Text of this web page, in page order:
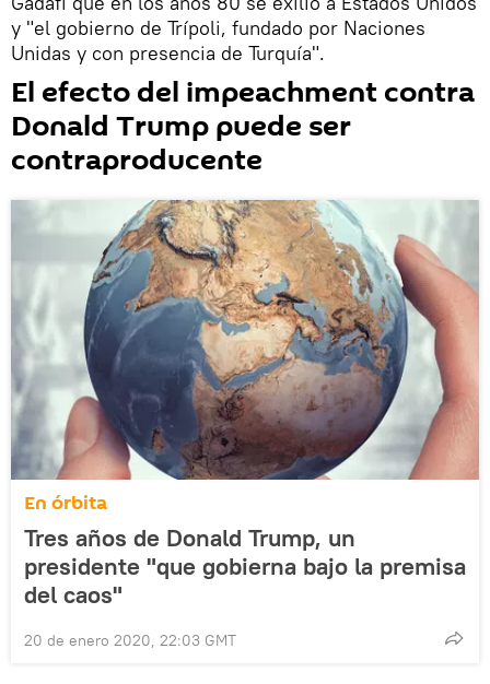
y "el gobierno de Trípoli, fundado por Naciones
Unidas y con presencia de Turquía".
El efecto del impeachment contra
Donald Trump puede ser
contraproducente
En órbita
Tres años de Donald Trump, un
presidente "que gobierna bajo la premisa
del caos"
20 de enero 2020, 22:03 GMT